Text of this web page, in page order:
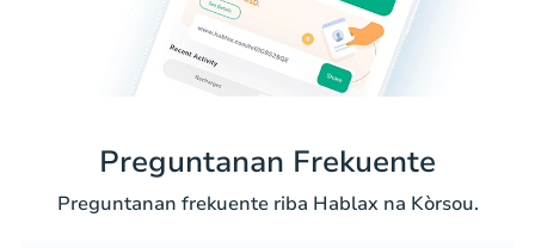
Preguntanan Frekuente
Preguntanan frekuente riba Hablax na Kòrsou.